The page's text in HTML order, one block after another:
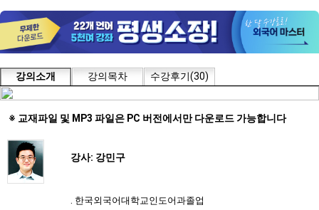
강의소개 강의목차 수강후기(30)
※ 교재파일 및 MP3 파일은 PC 버전에서만 다운로드 가능합니다
강사: 강민구
한국외국어대학교인도어과졸업